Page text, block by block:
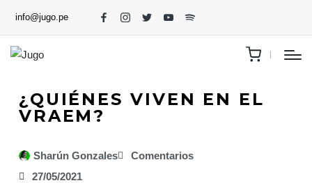
info@jugo.pe
¿QUIÉNES VIVEN EN EL
VRAEM?
Sharún Gonzales
Comentarios
27/05/2021